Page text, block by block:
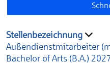
Stellenbezeichnung
Außendienstmitarbeiter
Bachelor of Arts (B.A.)